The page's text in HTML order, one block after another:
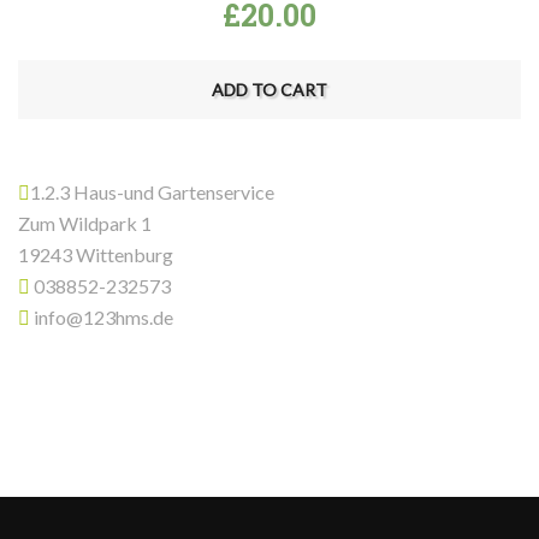
£20.00
ADD TO CART
1.2.3 Haus-und Gartenservice
Zum Wildpark 1
19243 Wittenburg
038852-232573
info@123hms.de